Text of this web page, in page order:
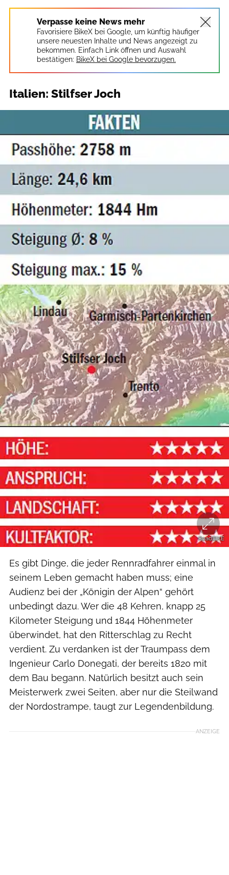
Verpasse keine News mehr
Favorisiere BikeX bei Google, um künftig häufiger
unsere neuesten Inhalte und News angezeigt zu
bekommen. Einfach Link öffnen und Auswahl
bestätigen: BikeX bei Google bevorzugen.
Italien: Stilfser Joch
RoadBIKE
Es gibt Dinge, die jeder Rennradfahrer einmal in
seinem Leben ­gemacht haben muss; eine
Audienz bei der „Königin der Alpen“ gehört
unbedingt dazu. Wer die 48 Kehren, knapp 25
Kilometer Steigung und 1844 Höhenmeter
überwindet, hat den Ritterschlag zu Recht
verdient. Zu verdanken ist der Traumpass dem
Ingenieur Carlo Donegati, der bereits 1820 mit
dem Bau begann. Natürlich besitzt auch sein
Meisterwerk zwei Seiten, aber nur die Steilwand
der Nordostrampe, taugt zur Legendenbildung.
ANZEIGE